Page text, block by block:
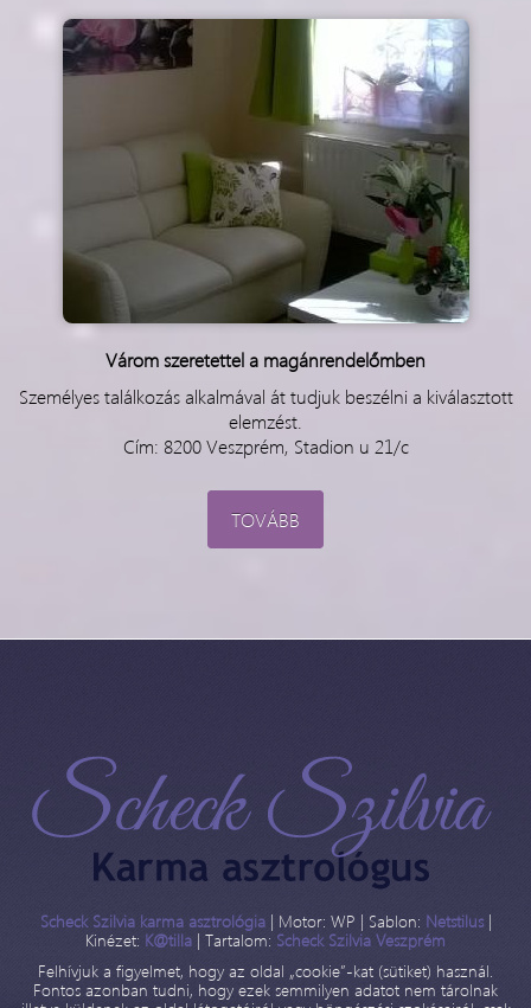
Várom szeretettel a magánrendelőmben
Személyes találkozás alkalmával át tudjuk beszélni a kiválasztott
elemzést.
Cím: 8200 Veszprém, Stadion u 21/c
TOVÁBB
Scheck Szilvia karma asztrológia | Motor: WP | Sablon: Netstilus |
Kinézet: K@tilla | Tartalom: Scheck Szilvia Veszprém
Felhívjuk a figyelmet, hogy az oldal „cookie”-kat (sütiket) használ.
Fontos azonban tudni, hogy ezek semmilyen adatot nem tárolnak